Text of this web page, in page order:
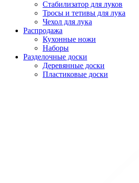
Стабилизатор для луков
Тросы и тетивы для лука
Чехол для лука
Распродажа
Кухонные ножи
Наборы
Разделочные доски
Деревянные доски
Пластиковые доски